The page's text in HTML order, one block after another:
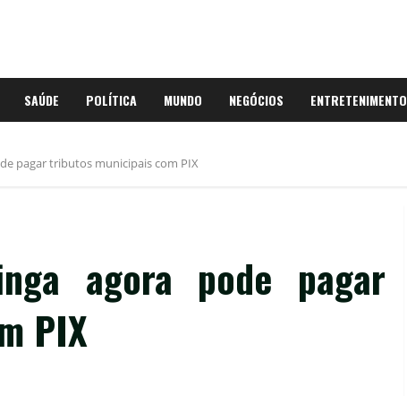
SAÚDE POLÍTICA MUNDO NEGÓCIOS ENTRETENIMENTO
pagar tributos municipais com PIX
agora pode pagar
PIX